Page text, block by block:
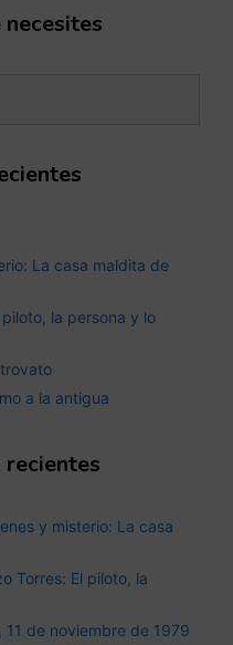
necesites
La casa maldita de
la persona y lo
a la antigua
recientes
y misterio: La casa
Torres: El piloto, la
11 de noviembre de 1979